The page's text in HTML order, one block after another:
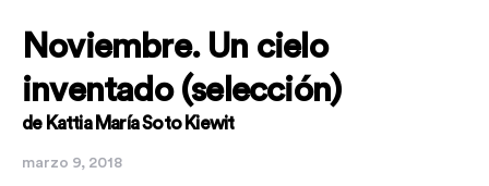
Noviembre. Un cielo
inventado (selección)
de Kattia María Soto Kiewit
marzo 9, 2018